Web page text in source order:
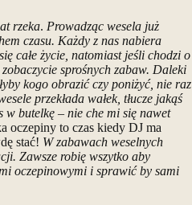
rzeka. Prowadząc wesela już
czasu. Każdy z nas nabiera
całe życie, natomiast jeśli chodzi o
sprośnych zabaw. Daleki
kogo obrazić czy poniżyć, nie raz
przekłada wałek, tłucze jakąś
w butelkę – nie che mi się nawet
oczepiny to czas kiedy DJ ma
stać! W zabawach weselnych
Zawsze robię wszytko aby
oczepinowymi i sprawić by sami